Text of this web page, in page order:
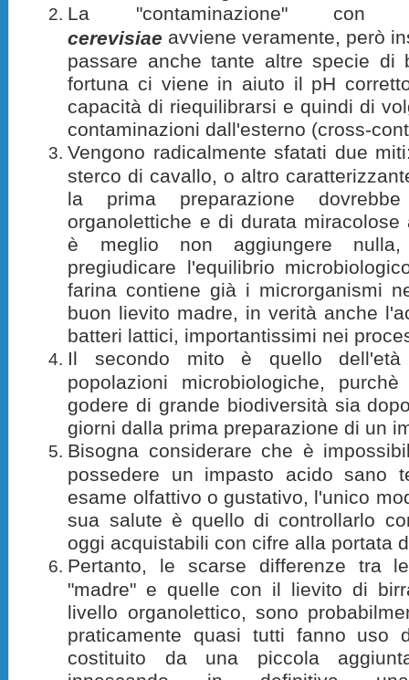
La "contaminazione"
cerevisiae avviene veramente, però
passare anche tante altre specie di
fortuna ci viene in aiuto il pH
capacità di riequilibrarsi e quindi di
contaminazioni dall'esterno (cross-
Vengono radicalmente sfatati due
sterco di cavallo, o altro
la prima preparazione
organolettiche e di durata
è meglio non aggiungere
pregiudicare l'equilibrio
farina contiene già i microrganismi
buon lievito madre, in verità anche
batteri lattici, importantissimi nei
Il secondo mito è quello
popolazioni microbiologiche,
godere di grande biodiversità sia
giorni dalla prima preparazione di un
Bisogna considerare che è
possedere un impasto acido sano
esame olfattivo o gustativo, l'unico
sua salute è quello di controllarlo
oggi acquistabili con cifre alla portata
Pertanto, le scarse differenze tra
"madre" e quelle con il lievito di
livello organolettico, sono
praticamente quasi tutti fanno uso
costituito da una piccola